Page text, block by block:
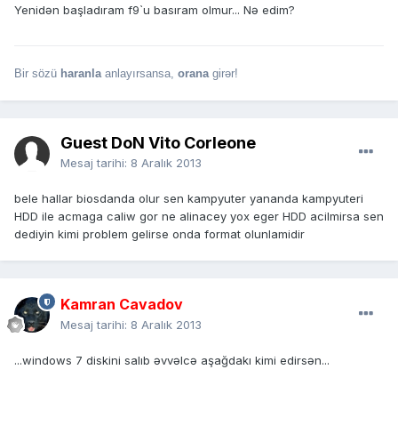
Yenidən başladıram f9`u basıram olmur... Nə edim?
Bir sözü haranla anlayırsansa, orana girər!
Guest DoN Vito Corleone
Mesaj tarihi: 8 Aralık 2013
bele hallar biosdanda olur sen kampyuter yananda kampyuteri
HDD ile acmaga caliw gor ne alinacey yox eger HDD acilmirsa sen
dediyin kimi problem gelirse onda format olunlamidir
Kamran Cavadov
Mesaj tarihi: 8 Aralık 2013
...windows 7 diskini salıb əvvəlcə aşağdakı kimi edirsən...